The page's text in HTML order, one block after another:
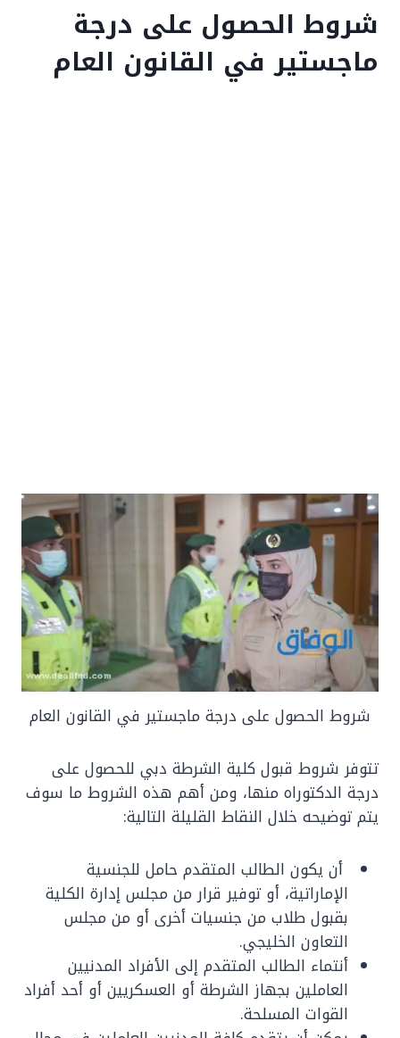
شروط الحصول على درجة
ماجستير في القانون العام
شروط الحصول على درجة ماجستير في القانون العام
تتوفر شروط قبول كلية الشرطة دبي للحصول على
درجة الدكتوراه منها، ومن أهم هذه الشروط ما سوف
يتم توضيحه خلال النقاط القليلة التالية:
أن يكون الطالب المتقدم حامل للجنسية
الإماراتية، أو توفير قرار من مجلس إدارة الكلية
بقبول طلاب من جنسيات أخرى أو من مجلس
التعاون الخليجي.
أنتماء الطالب المتقدم إلى الأفراد المدنيين
العاملين بجهاز الشرطة أو العسكريين أو أحد أفراد
القوات المسلحة.